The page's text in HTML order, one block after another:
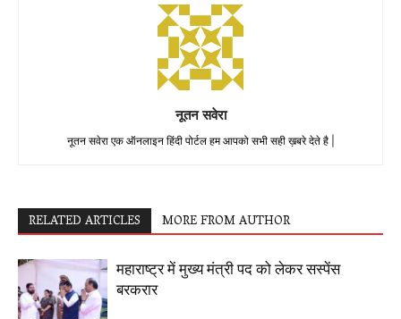
नूतन सवेरा
नूतन सवेरा एक ऑनलाइन हिंदी पोर्टल हम आपको सभी सही ख़बरे देते है |
RELATED ARTICLES MORE FROM AUTHOR
महाराष्ट्र में मुख्य मंत्री पद को लेकर सस्पेंस
बरकरार